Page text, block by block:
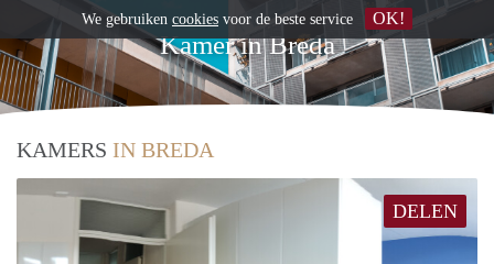
Kamer in Breda
KAMERS IN BREDA
DELEN
We gebruiken cookies voor de beste service OK!